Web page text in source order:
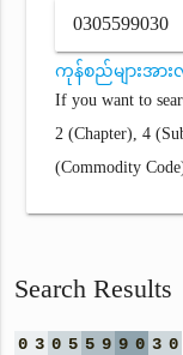
ကုန်စည်များအား
If you want to
2 (Chapter), 4
(Commodity
Search Results
0 3 0 5 5 9 9 0 3 0